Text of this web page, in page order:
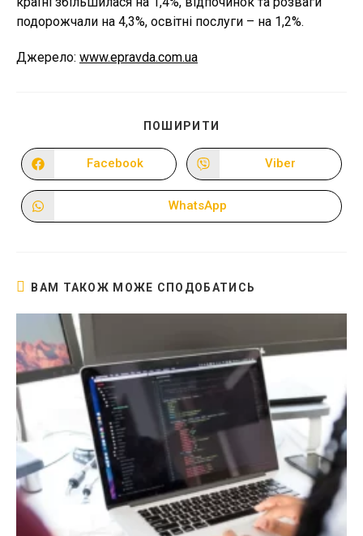
подорожчали на 4,3%, освітні послуги – на 1,2%.
Джерело: www.epravda.com.ua
ПОШИРИТИ
ВМІСТОМ
Відкрити
в
новому
Facebook
Відкрити
в
новому
Viber
Відкрити
в
WhatsApp
ВАМ ТАКОЖ МОЖЕ СПОДОБАТИСЬ